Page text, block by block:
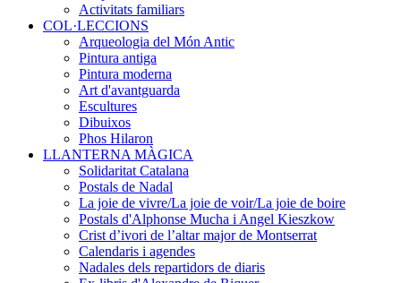
Activitats familiars
COL·LECCIONS
Arqueologia del Món Antic
Pintura antiga
Pintura moderna
Art d'avantguarda
Escultures
Dibuixos
Phos Hilaron
LLANTERNA MÀGICA
Solidaritat Catalana
Postals de Nadal
La joie de vivre/La joie de voir/La joie de boire
Postals d'Alphonse Mucha i Angel Kieszkow
Crist d’ivori de l’altar major de Montserrat
Calendaris i agendes
Nadales dels repartidors de diaris